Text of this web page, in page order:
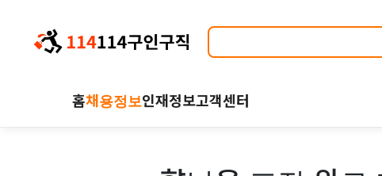
홈채용정보인재정보고객센터